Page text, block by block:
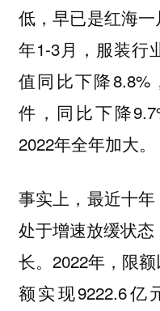
低，早已是红海
年1-3月，服装行
值同比下降8.8%
件，同比下降
2022年全年加大。
事实上，最近十
处于增速放缓状
长。2022年，限
额实现9222.6亿